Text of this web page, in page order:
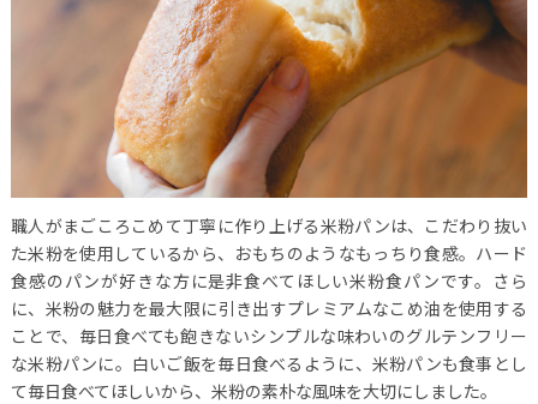
職人がまごころこめて丁寧に作り上げる米粉パンは、こだわり抜い
た米粉を使用しているから、おもちのようなもっちり食感。ハード
食感のパンが好きな方に是非食べてほしい米粉食パンです。さら
に、米粉の魅力を最大限に引き出すプレミアムなこめ油を使用する
ことで、毎日食べても飽きないシンプルな味わいのグルテンフリー
な米粉パンに。白いご飯を毎日食べるように、米粉パンも食事とし
て毎日食べてほしいから、米粉の素朴な風味を大切にしました。